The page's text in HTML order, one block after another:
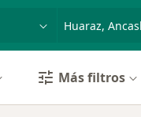
o nombre
Más filtros